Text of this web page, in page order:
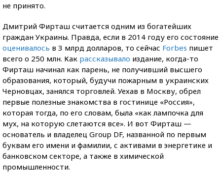
не принято.
Дмитрий Фирташ считается одним из богатейших
граждан Украины. Правда, если в 2014 году его состояние
оценивалось в 3 млрд долларов, то сейчас Forbes пишет
всего о 250 млн. Как рассказывало издание, когда-то
Фирташ начинал как парень, не получивший высшего
образования, который, будучи пожарным в украинских
Черновцах, занялся торговлей. Уехав в Москву, обрел
первые полезные знакомства в гостинице «Россия»,
которая тогда, по его словам, была «как лампочка для
мух, на которую слетаются все». И вот Фирташ —
основатель и владелец Group DF, названной по первым
буквам его имени и фамилии, с активами в энергетике и
банковском секторе, а также в химической
промышленности.